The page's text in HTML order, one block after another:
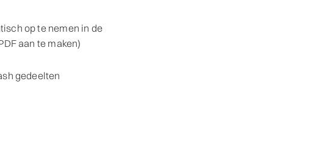
op te nemen in de
aan te maken)
gedeelten